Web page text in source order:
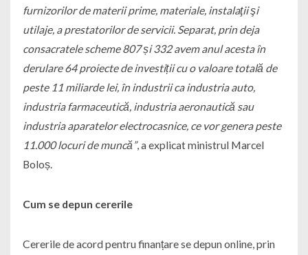
furnizorilor de materii prime, materiale, instalaţii şi
utilaje, a prestatorilor de servicii. Separat, prin deja
consacratele scheme 807 și 332 avem anul acesta în
derulare 64 proiecte de investiții cu o valoare totală de
peste 11 miliarde lei, în industrii ca industria auto,
industria farmaceutică, industria aeronautică sau
industria aparatelor electrocasnice, ce vor genera peste
11.000 locuri de muncă”, a explicat ministrul Marcel
Boloș.
Cum se depun cererile
Cererile de acord pentru finanțare se depun online, prin